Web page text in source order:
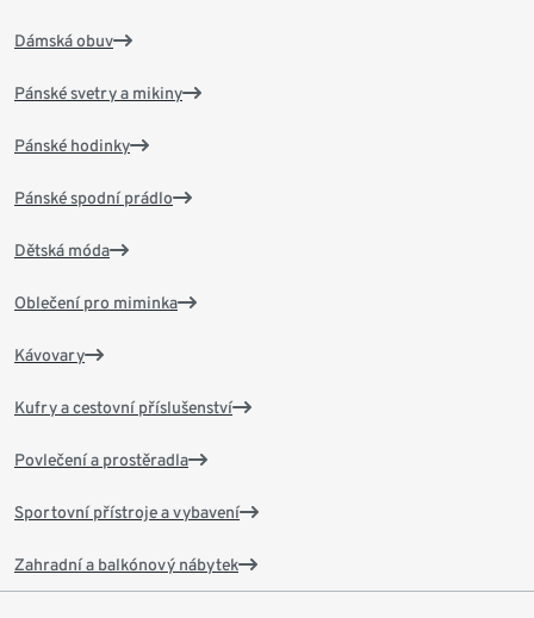
Dámská obuv
Pánské svetry a mikiny
Pánské hodinky
Pánské spodní prádlo
Dětská móda
Oblečení pro miminka
Kávovary
Kufry a cestovní příslušenství
Povlečení a prostěradla
Sportovní přístroje a vybavení
Zahradní a balkónový nábytek